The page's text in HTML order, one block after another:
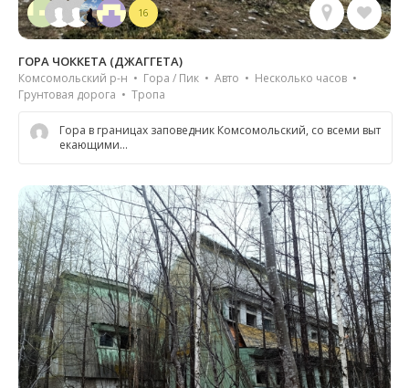
16
ГОРА ЧОККЕТА (ДЖАГГЕТА)
Комсомольский р-н • Гора / Пик • Авто • Несколько часов •
Грунтовая дорога • Тропа
Гора в границах заповедник Комсомольский, со всеми выт
екающими...